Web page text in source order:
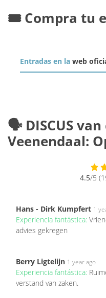
🎟️ Compra tu
Entradas en la web
🗣️ DISCUS van
Veenendaal:
4.5/5
Hans - Dirk Kumpfert 1
Experiencia fantástica:
advies gekregen
Berry Ligtelijn 1 year ago
Experiencia fantástica:
verstand van zaken.